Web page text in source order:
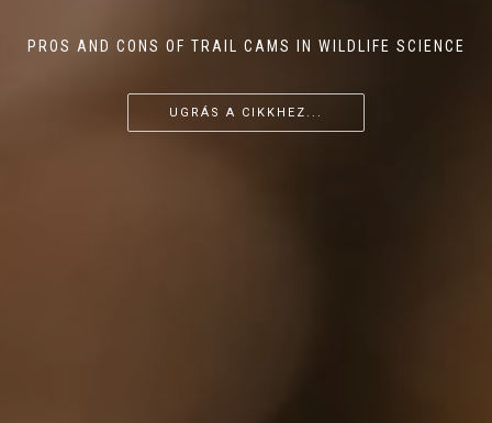
PROS AND CONS OF TRAIL CAMS IN WILDLIFE SCIENCE
UGRÁS A CIKKHEZ...
...
...
UGRÁS A CIKKHEZ...
...